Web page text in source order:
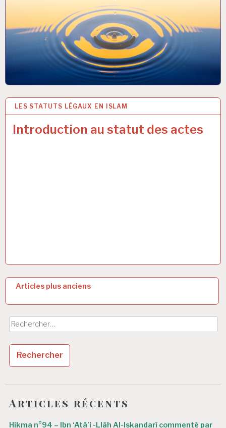
LES STATUTS LÉGAUX EN ISLAM
Introduction au statut des actes
31 MAI 2017
N
a
v
i
g
a
t
i
o
Articles plus anciens
Rechercher :
Articles récents
Hikma n°94 – Ibn ‘Atâ’i -Llâh Al-Iskandarî commenté par